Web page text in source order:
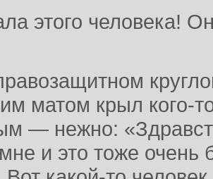
этого человека!
матом крыл кого-
— нежно:
и это тоже